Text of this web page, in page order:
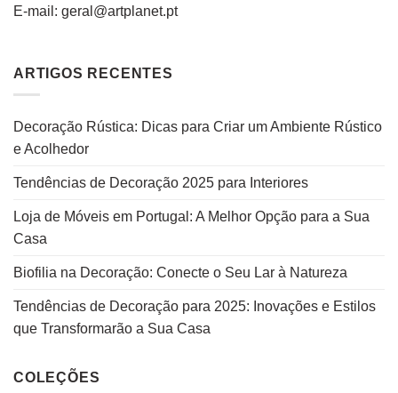
E-mail: geral@artplanet.pt
ARTIGOS RECENTES
Decoração Rústica: Dicas para Criar um Ambiente Rústico
e Acolhedor
Tendências de Decoração 2025 para Interiores
Loja de Móveis em Portugal: A Melhor Opção para a Sua
Casa
Biofilia na Decoração: Conecte o Seu Lar à Natureza
Tendências de Decoração para 2025: Inovações e Estilos
que Transformarão a Sua Casa
COLEÇÕES